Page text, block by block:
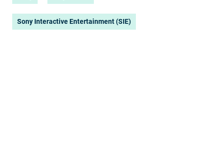
Sony Interactive Entertainment (SIE)